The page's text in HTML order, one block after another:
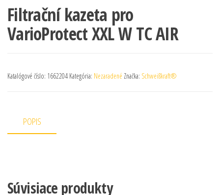
Filtrační kazeta pro
VarioProtect XXL W TC AIR
Katalógové číslo: 1662204 Kategória: Nezaradené Značka: Schweißkraft®
POPIS
Súvisiace produkty